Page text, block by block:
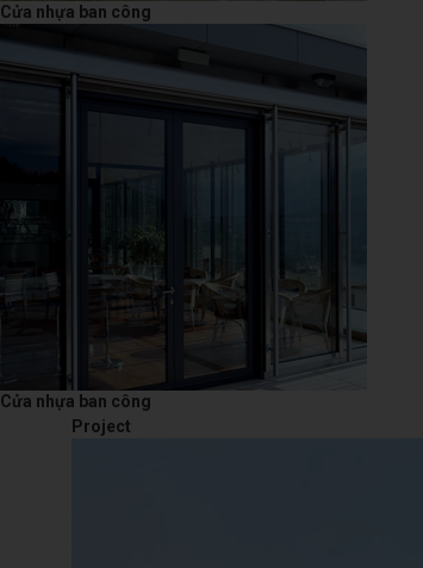
Cửa nhựa ban công
Cửa nhựa ban công
Project